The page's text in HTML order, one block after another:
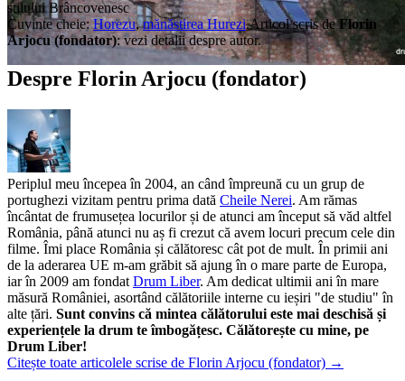
stilului Brâncovenesc
Cuvinte cheie:Horezu,mănăstirea Hurezi.Articol scris deFlorin
Arjocu (fondator):vezi detalii despre autor.
Despre Florin Arjocu (fondator)
Periplul meu începea în 2004, an când împreună cu un grup de
portughezi vizitam pentru prima dată Cheile Nerei. Am rămas
încântat de frumusețea locurilor și de atunci am început să văd altfel
România, până atunci nu aș fi crezut că avem locuri precum cele din
filme. Îmi place România și călătoresc cât pot de mult. În primii ani
de la aderarea UE m-am grăbit să ajung în o mare parte de Europa,
iar în 2009 am fondat Drum Liber. Am dedicat ultimii ani în mare
măsură României, asortând călătoriile interne cu ieșiri "de studiu" în
alte țări. Sunt convins că mintea călătorului este mai deschisă și
experiențele la drum te îmbogățesc. Călătorește cu mine, pe
Drum Liber!
Citește toate articolele scrise de Florin Arjocu (fondator) →